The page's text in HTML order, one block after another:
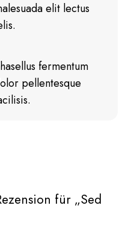
elit lectus
fermentum
pellentesque
für „Sed